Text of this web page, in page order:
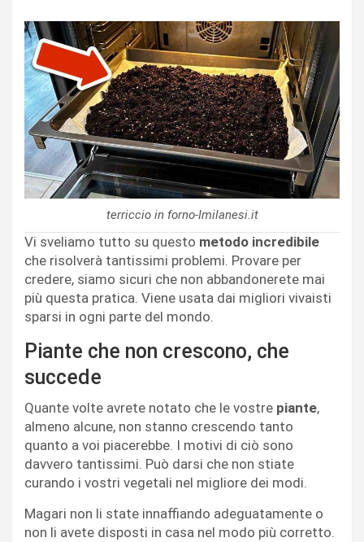
terriccio in forno-Imilanesi.it
Vi sveliamo tutto su questo metodo incredibile
che risolverà tantissimi problemi. Provare per
credere, siamo sicuri che non abbandonerete mai
più questa pratica. Viene usata dai migliori vivaisti
sparsi in ogni parte del mondo.
Piante che non crescono, che
succede
Quante volte avrete notato che le vostre piante,
almeno alcune, non stanno crescendo tanto
quanto a voi piacerebbe. I motivi di ciò sono
davvero tantissimi. Può darsi che non stiate
curando i vostri vegetali nel migliore dei modi.
Magari non li state innaffiando adeguatamente o
non li avete disposti in casa nel modo più corretto.